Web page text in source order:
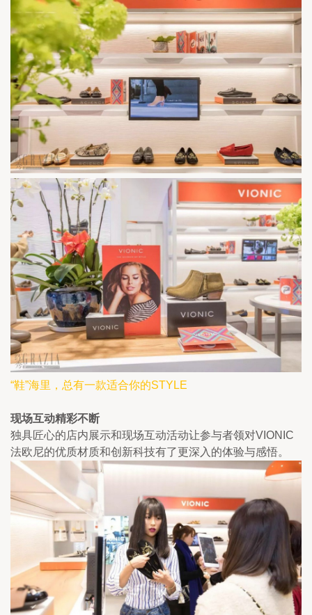
“鞋”海里，总有一款适合你的STYLE
现场互动精彩不断
独具匠心的店内展示和现场互动活动让参与者领对VIONIC
法欧尼的优质材质和创新科技有了更深入的体验与感悟。